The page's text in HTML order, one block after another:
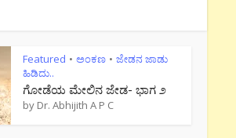
Featured • ಅಂಕಣ • ಜೇಡನ ಜಾಡು
ಹಿಡಿದು..
ಗೋಡೆಯ ಮೇಲಿನ ಜೇಡ- ಭಾಗ ೨
by Dr. Abhijith A P C